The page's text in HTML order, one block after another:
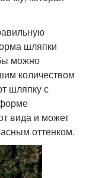
шляпки
можно
количеством
шляпку с
вида и может
оттенком.